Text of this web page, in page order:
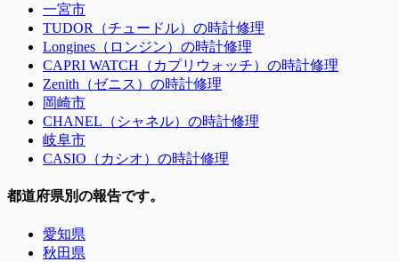
一宮市
TUDOR（チュードル）の時計修理
Longines（ロンジン）の時計修理
CAPRI WATCH（カプリウォッチ）の時計修理
Zenith（ゼニス）の時計修理
岡崎市
CHANEL（シャネル）の時計修理
岐阜市
CASIO（カシオ）の時計修理
都道府県別の報告です。
愛知県
秋田県